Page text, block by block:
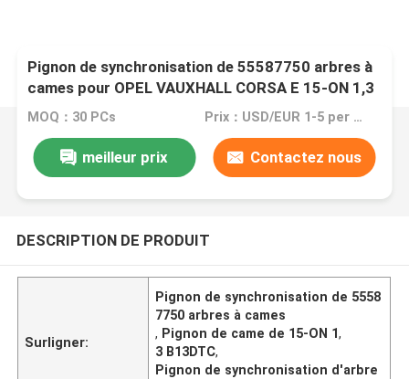
Pignon de synchronisation de 55587750 arbres à
cames pour OPEL VAUXHALL CORSA E 15-ON 1,3
B13DTC
MOQ：30 PCs Prix：USD/EUR 1-5 per pcs
meilleur prix Contactez nous
DESCRIPTION DE PRODUIT
Surligner:
Pignon de synchronisation de 5558
7750 arbres à cames
, Pignon de came de 15-ON 1,
3 B13DTC,
Pignon de synchronisation d'arbre